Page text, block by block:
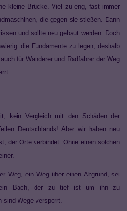
kleine Brücke. Viel zu eng, fast immer
die gegen sie stießen. Dann
und sollte neu gebaut werden. Doch
die Fundamente zu legen, deshalb
für Wanderer und Radfahrer der Weg
kein Vergleich mit den Schäden der
Deutschlands! Aber wir haben neu
der Orte verbindet. Ohne einen solchen
Weg, ein Weg über einen Abgrund, sei
ein Bach, der zu tief ist um ihn zu
sind Wege versperrt.